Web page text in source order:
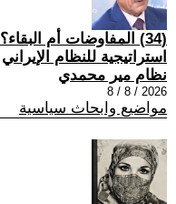
(34) المفاوضات أم
استراتيجية للنظام الإيراني
نظام مير محمدي
2026 / 8 / 8
مواضيع وابحاث سياسية